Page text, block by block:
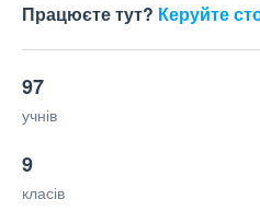
Працюєте тут? Керуйте
97
учнів
9
класів